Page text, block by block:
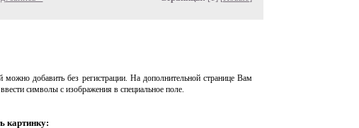
можно добавить без регистрации. На дополнительной странице Вам
символы с изображения в специальное поле.
картинку: